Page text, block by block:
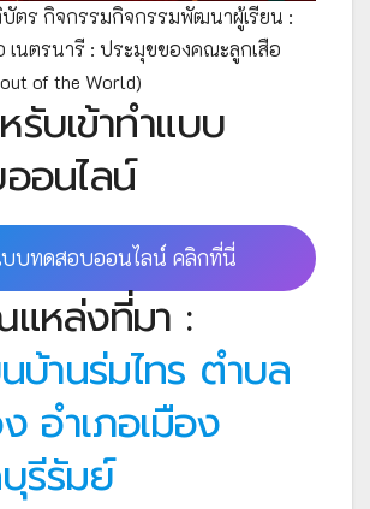
บัตร กิจกรรมกิจกรรมพัฒนาผู้เรียน :
เนตรนารี : ประมุขของคณะลูกเสือ
of the World)
รับเข้าทำแบบ
อนไลน์
บทดสอบออนไลน์ คลิกที่นี่
หล่งที่มา :
นบ้านร่มไทร ตำบล
อำเภอเมือง
รีรัมย์